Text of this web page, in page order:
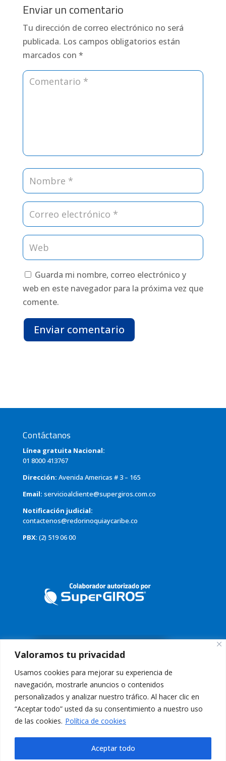
Valoramos tu privacidad
Usamos cookies para mejorar su experiencia de
navegación, mostrarle anuncios o contenidos
personalizados y analizar nuestro tráfico. Al hacer clic en
“Aceptar todo” usted da su consentimiento a nuestro uso
de las cookies. Política de cookies
Aceptar todo
Enviar un comentario
Tu dirección de correo electrónico no será
publicada. Los campos obligatorios están
marcados con *
Guarda mi nombre, correo electrónico y
web en este navegador para la próxima vez que
comente.
Enviar comentario
Contáctanos
Línea gratuita Nacional:
01 8000 413767
Dirección: Avenida Americas # 3 – 165
Email: servicioalcliente@supergiros.com.co
Notificación judicial:
contactenos@redorinoquiaycaribe.co
PBX: (2) 519 06 00
Conoce nuestra Política de Tratamiento de DatosAquí
El uso de esta página web y sus servicios, es indicación
de aceptación de losTérminos de Uso